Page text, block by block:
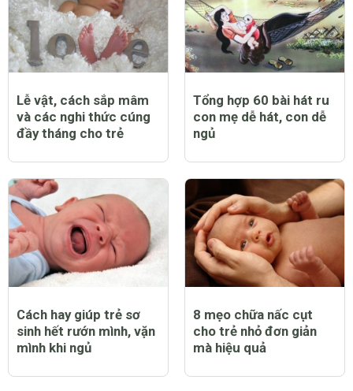
Lễ vật, cách sắp mâm
và các nghi thức cúng
đầy tháng cho trẻ
Tổng hợp 60 bài hát ru
con mẹ dễ hát, con dễ
ngủ
Cách hay giúp trẻ sơ
sinh hết rướn mình, vặn
mình khi ngủ
8 mẹo chữa nấc cụt
cho trẻ nhỏ đơn giản
mà hiệu quả